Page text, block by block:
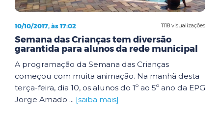
1118 visualizações
10/10/2017, às 17:02
Semana das Crianças tem diversão
garantida para alunos da rede municipal
A programação da Semana das Crianças
começou com muita animação. Na manhã desta
terça-feira, dia 10, os alunos do 1º ao 5º ano da EPG
Jorge Amado ... [saiba mais]